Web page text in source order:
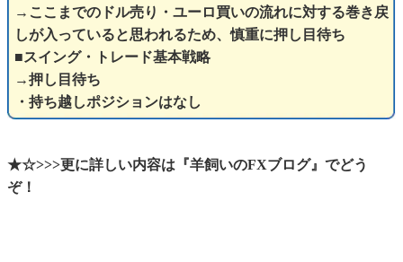
→ここまでのドル売り・ユーロ買いの流れに対する巻き戻
しが入っていると思われるため、慎重に押し目待ち
■スイング・トレード基本戦略
→押し目待ち
・持ち越しポジションはなし
★☆>>>更に詳しい内容は『羊飼いのFXブログ』でどう
ぞ！